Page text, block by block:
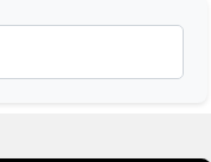
‏بحث ‏